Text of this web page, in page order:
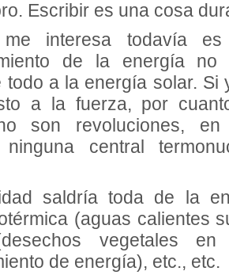
Escribir es una cosa
interesa todavía
de la energía no
todo a la energía solar. Si
a la fuerza, por
son revoluciones,
ninguna central
saldría toda de la
(aguas calientes
vegetales en
de energía), etc., etc.